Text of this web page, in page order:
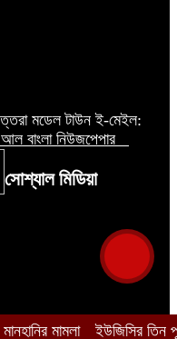
মডেল টাউন ই-মেইল:
বাংলা নিউজপেপার
সোশ্যাল মিডিয়া
মামলা ইউজিসির তিন